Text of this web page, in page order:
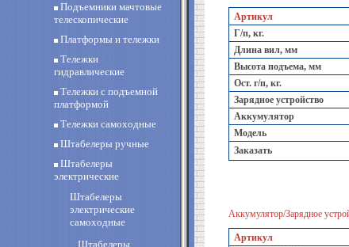
Подъемники мачтовые
телескопические
Платформы и тележки
Тележки
гидравлические
Тележки с подъемной
платформой
Тележки самоходные
Штабелеры ручные
Штабелеры
электрические
Штабелеры
электрические
самоходные
Штабелеры
Артикул
Г/п, кг.
Длина вил, мм
Высота подъема, мм
Ост. г/п, кг.
Зарядное устройство
Аккумулятор
Модель
Заказать
Аккумулятор/Зарядное
Артикул